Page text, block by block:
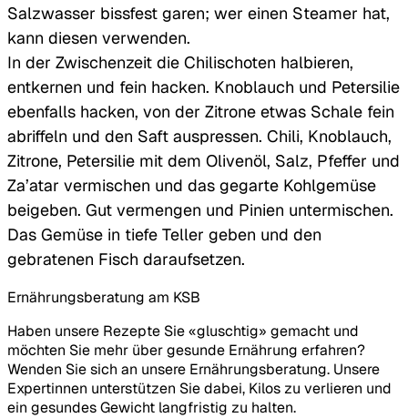
Salzwasser bissfest garen; wer einen Steamer hat,
kann diesen verwenden.
In der Zwischenzeit die Chilischoten halbieren,
entkernen und fein hacken. Knoblauch und Petersilie
ebenfalls hacken, von der Zitrone etwas Schale fein
abriffeln und den Saft auspressen. Chili, Knoblauch,
Zitrone, Petersilie mit dem Olivenöl, Salz, Pfeffer und
Za’atar vermischen und das gegarte Kohlgemüse
beigeben. Gut vermengen und Pinien untermischen.
Das Gemüse in tiefe Teller geben und den
gebratenen Fisch daraufsetzen.
Ernährungsberatung am KSB
Haben unsere Rezepte Sie «gluschtig» gemacht und
möchten Sie mehr über gesunde Ernährung erfahren?
Wenden Sie sich an unsere Ernährungsberatung. Unsere
Expertinnen unterstützen Sie dabei, Kilos zu verlieren und
ein gesundes Gewicht langfristig zu halten.